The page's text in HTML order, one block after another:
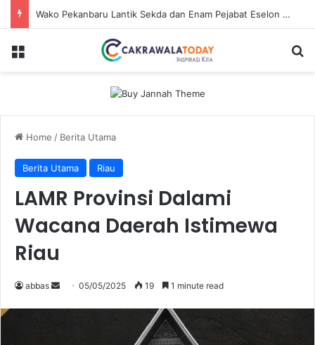
Wako Pekanbaru Lantik Sekda dan Enam Pejabat Eselon Lainnya
Home / Berita Utama
Berita Utama Riau
LAMR Provinsi Dalami
Wacana Daerah Istimewa
Riau
abbas 05/05/2025 19 1 minute read